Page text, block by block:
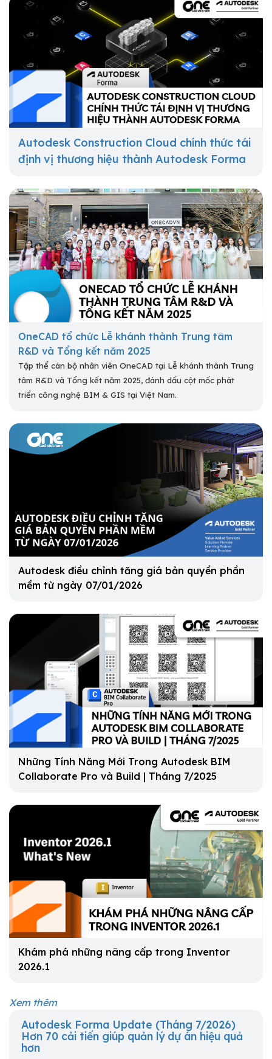
Autodesk Construction Cloud chính thức tái
định vị thương hiệu thành Autodesk Forma
OneCAD tổ chức Lễ khánh thành Trung tâm
R&D và Tổng kết năm 2025
Tập thể cán bộ nhân viên OneCAD tại Lễ khánh thành Trung
tâm R&D và Tổng kết năm 2025, đánh dấu cột mốc phát
triển công nghệ BIM & GIS tại Việt Nam.
Autodesk điều chỉnh tăng giá bản quyền phần
mềm từ ngày 07/01/2026
Những Tính Năng Mới Trong Autodesk BIM
Collaborate Pro và Build | Tháng 7/2025
Khám phá những nâng cấp trong Inventor
2026.1
Xem thêm
Autodesk Forma Update (Tháng 7/2026)
Hơn 70 cải tiến giúp quản lý dự án hiệu quả
hơn